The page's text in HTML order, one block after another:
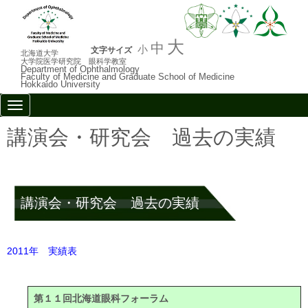
北海道大学
大学院医学研究院 眼科学教室
Department of Ophthalmology
Faculty of Medicine and Graduate School of Medicine
Hokkaido University
文字サイズ 小 中 大
N
a
v
i
g
講演会・研究会 過去の実績
講演会・研究会 過去の実績
2011年 実績表
第１１回北海道眼科フォーラム